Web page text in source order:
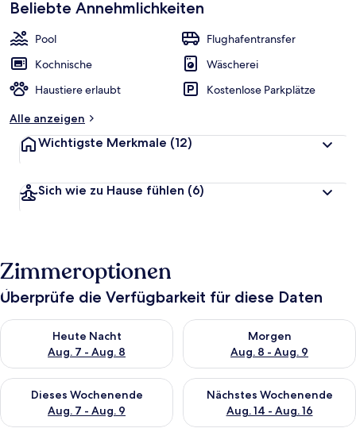
Beliebte Annehmlichkeiten
Pool
Flughafentransfer
Kochnische
Wäscherei
Haustiere erlaubt
Kostenlose Parkplätze
Alle anzeigen
Wichtigste Merkmale (12)
Sich wie zu Hause fühlen (6)
Zimmeroptionen
Überprüfe die Verfügbarkeit für diese Daten
Heute Nacht
Aug. 7 - Aug. 8
Überprüfe die Verfügbarkeit für heute Nacht, Aug. 7 - Aug. 8.
Morgen
Aug. 8 - Aug. 9
Überprüfe die Verfügbarkeit
Dieses Wochenende
Aug. 7 - Aug. 9
Überprüfe die Verfügbarkeit für dieses Wochenende, Aug. 7
Nächstes Wochenende
Aug. 14 - Aug. 16
Überprüfe die Verfügbarkeit